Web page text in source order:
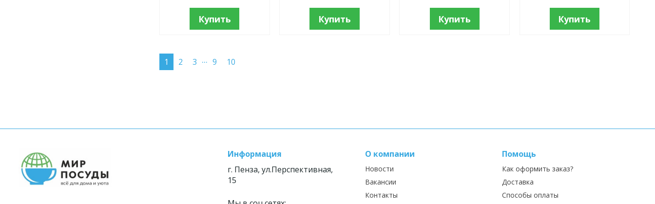
Купить Купить Купить Купить
1 2 3 ... 9 10
Информация
г. Пенза, ул.Перспективная,
15
О компании
Новости
Вакансии
Контакты
Помощь
Как оформить заказ?
Доставка
Способы оплаты